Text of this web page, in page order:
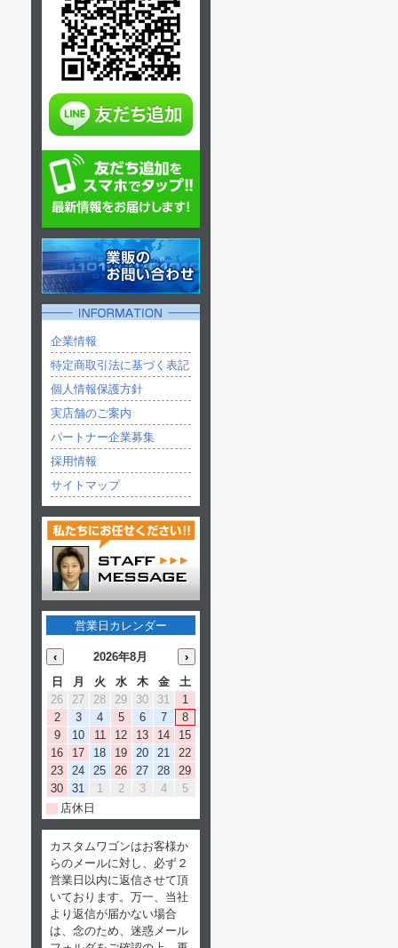
企業情報
特定商取引法に基づく表記
個人情報保護方針
実店舗のご案内
パートナー企業募集
採用情報
サイトマップ
営業日カレンダー
‹ 2026年8月
›
日
月 火 水 木 金
土
26
27 28 29 30 31
1
2
3 4 5 6 7
8
9
10 11 12 13 14
15
16
17 18 19 20 21
22
23
24 25 26 27 28
29
30
31 1 2 3 4
5
店休日
カスタムワゴンはお客様か
らのメールに対し、必ず２
営業日以内に返信させて頂
いております。万一、当社
より返信が届かない場合
は、念のため、迷惑メール